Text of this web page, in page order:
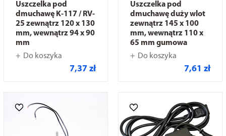
Uszczelka pod
dmuchawę K-117 / RV-
25 zewnątrz 120 x 130
mm, wewnątrz 94 x 90
mm
Do koszyka
7,37 zł
Uszczelka pod
dmuchawę duży wlot
zewnątrz 145 x 100
mm, wewnątrz 110 x
65 mm gumowa
Do koszyka
7,61 zł